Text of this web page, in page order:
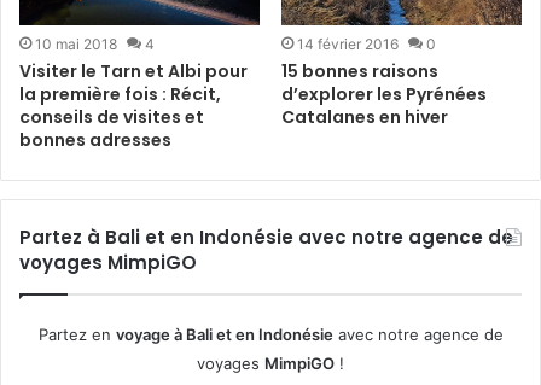
10 mai 2018 4
Visiter le Tarn et Albi pour
la première fois : Récit,
conseils de visites et
bonnes adresses
14 février 2016 0
15 bonnes raisons
d’explorer les Pyrénées
Catalanes en hiver
Partez à Bali et en Indonésie avec notre agence de
voyages MimpiGO
Partez en voyage à Bali et en Indonésieavec notre agence de
voyages MimpiGO !